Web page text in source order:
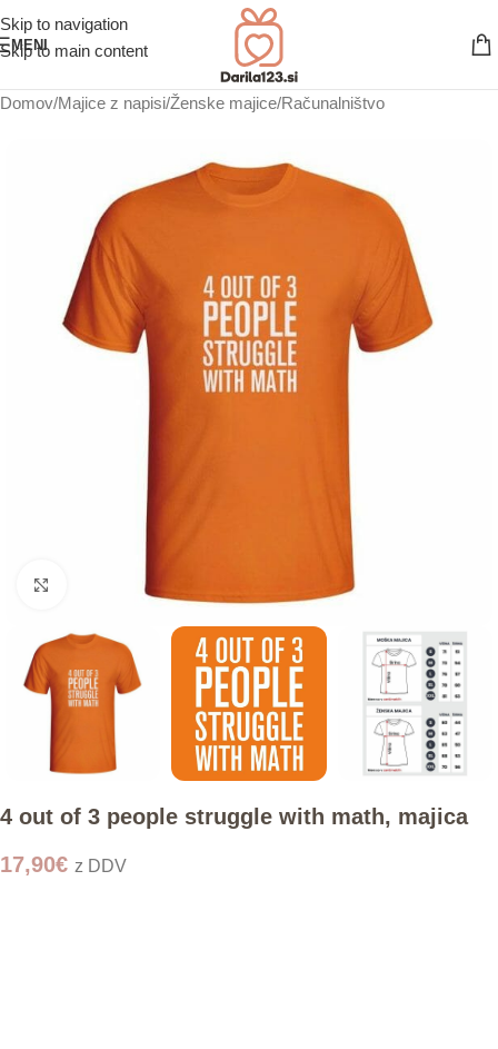
Skip to navigation
Skip to main content
MENI
Domov/Majice z napisi/Ženske majice/Računalništvo
Click to enlarge
4 out of 3 people struggle with math, majica
17,90€ z DDV